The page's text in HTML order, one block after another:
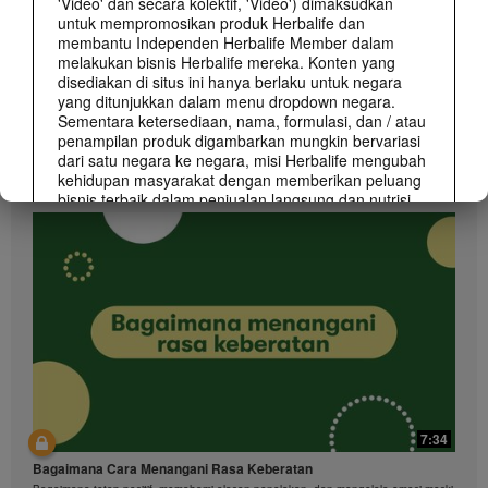
untuk mempromosikan produk Herbalife dan
membantu Independen Herbalife Member dalam
melakukan bisnis Herbalife mereka. Konten yang
disediakan di situs ini hanya berlaku untuk negara
yang ditunjukkan dalam menu dropdown negara.
Sementara ketersediaan, nama, formulasi, dan / atau
penampilan produk digambarkan mungkin bervariasi
dari satu negara ke negara, misi Herbalife mengubah
kehidupan masyarakat dengan memberikan peluang
bisnis terbaik dalam penjualan langsung dan nutrisi
dan berat-manajemen produk terbaik yang berlaku di
mana-mana.
Video dapat mencakup volume penjualan atau
pendapatan pengalaman berbagai Independen
Herbalife Member yang berada pada level yang
berbeda dalam Marketing Plan dan tinggal di
berbagai negara. Pendapatan yang digambarkan ini
berlaku untuk individu (atau contoh) dan tidak sama
pada masing-masing individu; mereka juga tidak
mewakili jaminan apa yang akan Anda peroleh. Untuk
klaim data finansial sesuai dengan tempat Anda
membangun bisnis, silakan berkonsultasi di
Herbalife.com atau MyHerbalife.com.
1:48
What You Should Know About Lavish Lifestyle Claims
Lavish lifestyle and excessive earning claims, even with a disclaimer, are strictly
prohibited.
7:34
Bagaimana Cara Menangani Rasa Keberatan